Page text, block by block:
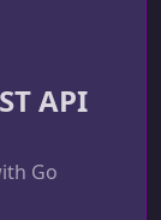
API
Go